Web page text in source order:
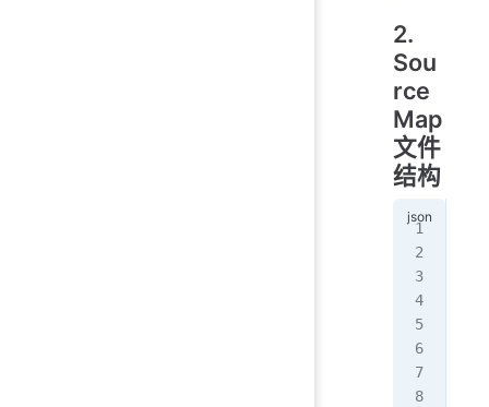
2.
Sou
rce
Map
文件
结构